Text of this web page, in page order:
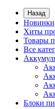
Назад
Новинки
Хиты
Товары
Все
Блоки